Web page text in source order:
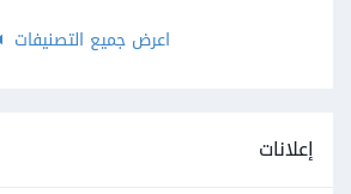
اعرض جميع التصنيفات
إعلانات